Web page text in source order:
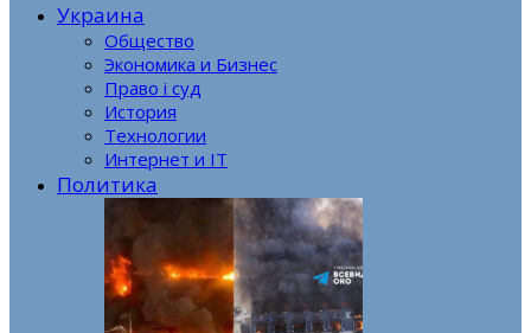
Украина
Общество
Экономика и Бизнес
Право і суд
История
Технологии
Интернет и IT
Политика